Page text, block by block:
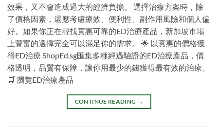
效果，又不會造成過大的經濟負擔。 選擇治療方案時，除
了價格因素，還應考慮療效、便利性、副作用風險和個人偏
好。如果你正在尋找實惠可靠的ED治療產品，新加坡市場
上豐富的選擇完全可以滿足你的需求。 🌟 以實惠的價格獲
得ED治療 ShopEd.sg匯集多種經過驗證的ED治療產品，價
格透明，品質有保障，讓你用最少的錢獲得最有效的治療。
🛒 瀏覽ED治療產品
CONTINUE READING →